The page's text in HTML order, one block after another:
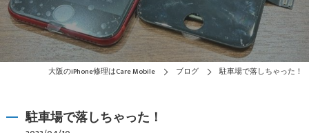
大阪のiPhone修理はCare Mobile ブログ 駐車場で落しちゃった！
駐車場で落しちゃった！